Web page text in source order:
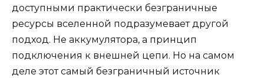
доступными практически безграничные
ресурсы вселенной подразумевает другой
подход. Не аккумулятора, а принцип
подключения к внешней цепи. Но на самом
деле этот самый безграничный источник